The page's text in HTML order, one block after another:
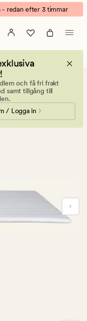
- redan efter 3 timmar
och få fri frakt
samt tillgång till
/ Logga in